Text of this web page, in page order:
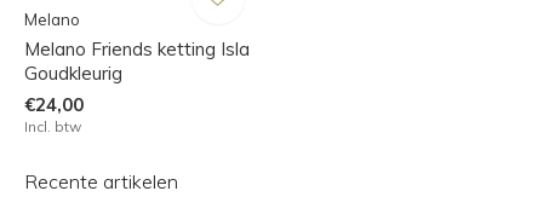
Melano
Melano Friends ketting Isla
Goudkleurig
€24,00
Incl. btw
Recente artikelen